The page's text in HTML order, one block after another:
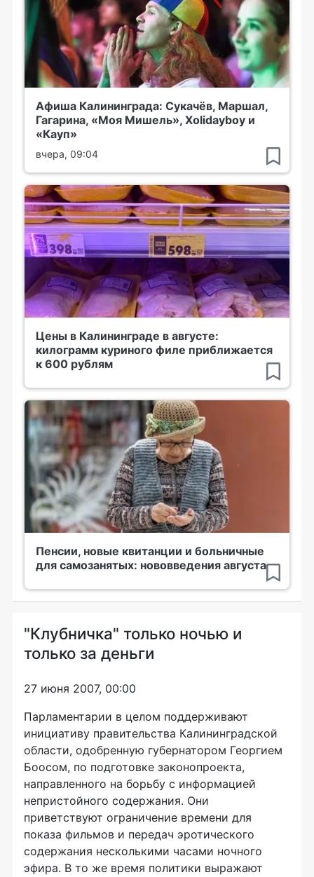
Афиша Калининграда: Сукачёв, Маршал,
Гагарина, «Моя Мишель», Xolidayboy и
«Кауп»
вчера, 09:04
Цены в Калининграде в августе:
килограмм куриного филе приближается
к 600 рублям
Пенсии, новые квитанции и больничные
для самозанятых: нововведения августа
"Клубничка" только ночью и
только за деньги
27 июня 2007, 00:00
Парламентарии в целом поддерживают
инициативу правительства Калининградской
области, одобренную губернатором Георгием
Боосом, по подготовке законопроекта,
направленного на борьбу с информацией
непристойного содержания. Они
приветствуют ограничение времени для
показа фильмов и передач эротического
содержания несколькими часами ночного
эфира. В то же время политики выражают